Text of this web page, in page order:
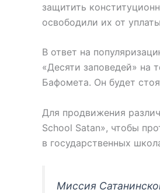
защитить
освободили их от
В ответ на
«Десяти заповедей» на
Бафомета. Он будет
Для продвижения
School Satan», чтобы
в государственных
Миссия